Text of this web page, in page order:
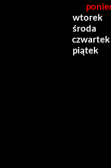
wtorek
środa
czwartek
piątek